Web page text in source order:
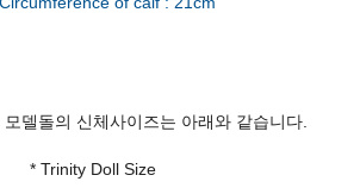
델돌의 신체사이즈는 아래와 같습니다.
* Trinity Doll Size